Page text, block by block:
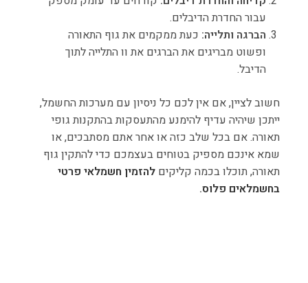
עבור החדרת הדיבלים.
הברגה ותלייה: כעת ממקמים את גוף התאורה
ופשוט מבריגים את הברגים את וו התלייה לתוך
הדיבל.
חשוב לציין, אם אין לכם כל ניסיון עם מערכות החשמל,
ייתכן שיהיה עדיף להימנע מהתעסקות בהתקנות גופי
תאורה. אם בכל שלב כזה או אחר אתם מסתבכים, או
שמא אינכם מספיק בטוחים בעצמכם כדי להתקין גוף
תאורה, תוכלו בכמה קליקיםלהזמין חשמלאי פרטי
בחשמלאים פלוס.